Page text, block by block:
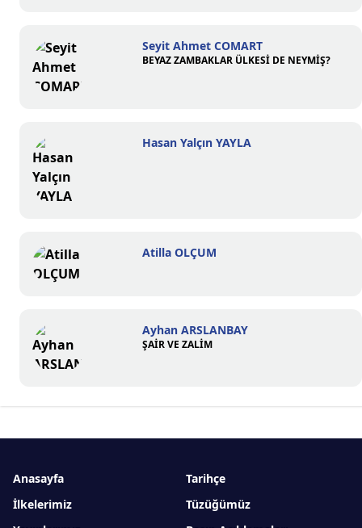
Seyit Ahmet COMART
BEYAZ ZAMBAKLAR ÜLKESİ DE NEYMİŞ?
Hasan Yalçın YAYLA
Atilla OLÇUM
Ayhan ARSLANBAY
ŞAİR VE ZALİM
Anasayfa
Tarihçe
İlkelerimiz
Tüzüğümüz